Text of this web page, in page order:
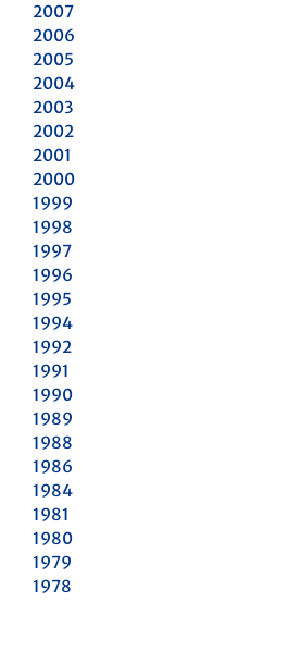
2007
2006
2005
2004
2003
2002
2001
2000
1999
1998
1997
1996
1995
1994
1992
1991
1990
1989
1988
1986
1984
1981
1980
1979
1978